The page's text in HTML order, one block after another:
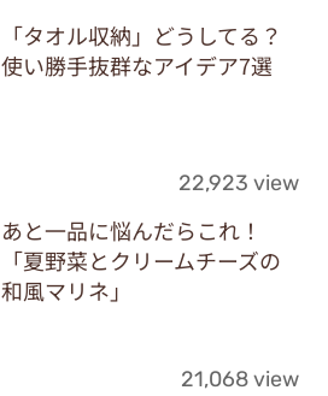
「タオル収納」どうしてる？
使い勝手抜群なアイデア7選
22,923 view
あと一品に悩んだらこれ！
「夏野菜とクリームチーズの
和風マリネ」
21,068 view